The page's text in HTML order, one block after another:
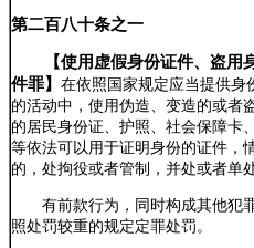
第二百八十条之一
【使用虚假身份证件、盗用
件罪】在依照国家规定应当提供身
的活动中，使用伪造、变造的或者
的居民身份证、护照、社会保障卡
等依法可以用于证明身份的证件，
的，处拘役或者管制，并处或者单
有前款行为，同时构成其他犯
照处罚较重的规定定罪处罚。